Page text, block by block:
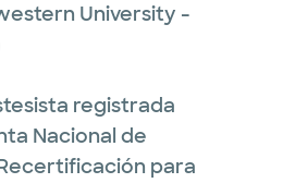
University -
registrada
Nacional de
para